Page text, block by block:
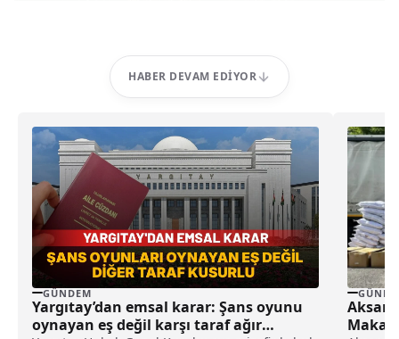
HABER DEVAM EDIYOR
GÜNDEM
Yargıtay’dan emsal karar: Şans oyunu
oynayan eş değil karşı taraf ağır